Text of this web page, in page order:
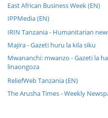
East African Business Week (EN)
IPPMedia (EN)
IRIN Tanzania - Humanitarian
Majira - Gazeti huru la kila siku
Mwananchi: mwanzo - Gazeti la
linaongoza
ReliefWeb Tanzania (EN)
The Arusha Times - Weekly